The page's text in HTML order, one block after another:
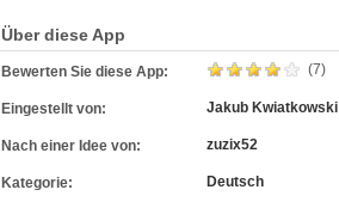
Über diese App
Bewerten Sie diese App: (7)
Eingestellt von: Jakub Kwiatkowski
Nach einer Idee von: zuzix52
Kategorie: Deutsch